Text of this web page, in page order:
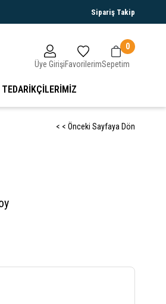
Sipariş Takip
Üye GirişiFavorilerimSepetim
0
TEDARİKÇİLERİMİZ
< < Önceki Sayfaya Dön